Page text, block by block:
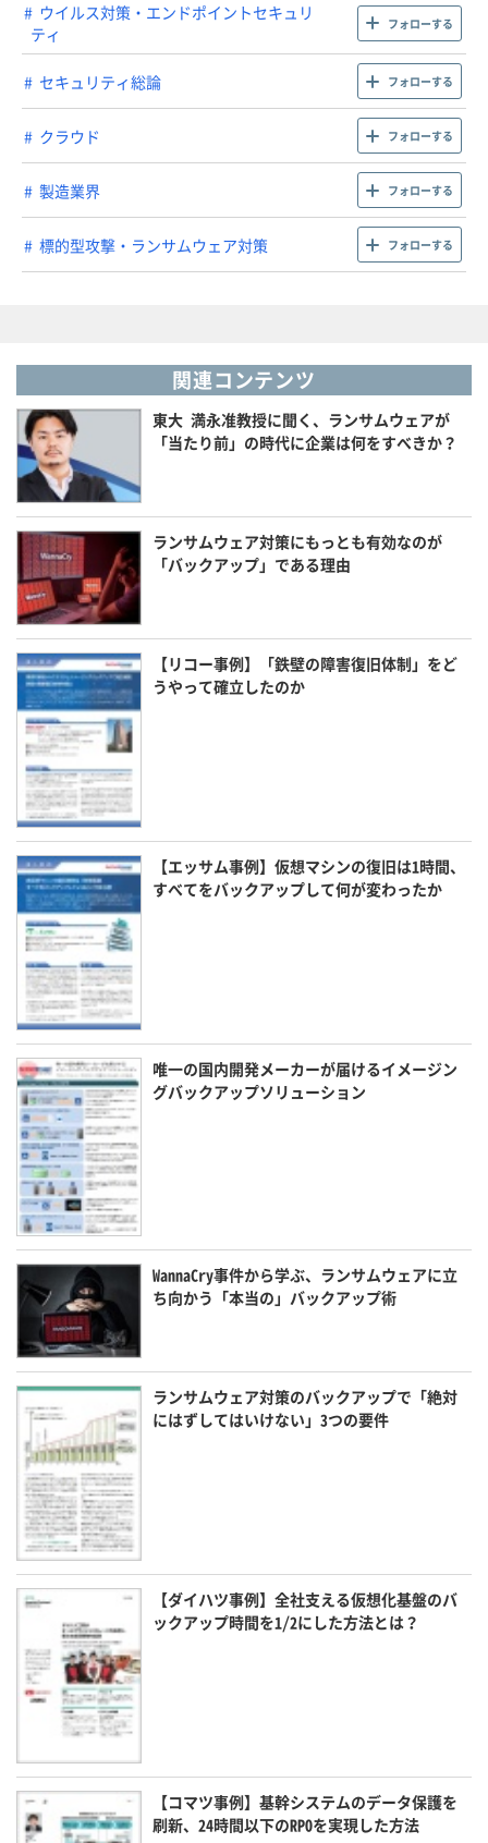
ウイルス対策・エンドポイントセキュリ
ティ
フォローする
セキュリティ総論 フォローする
クラウド フォローする
製造業界 フォローする
標的型攻撃・ランサムウェア対策 フォローする
関連コンテンツ
東大 満永准教授に聞く、ランサムウェアが
「当たり前」の時代に企業は何をすべきか？
ランサムウェア対策にもっとも有効なのが
「バックアップ」である理由
【リコー事例】「鉄壁の障害復旧体制」をど
うやって確立したのか
【エッサム事例】仮想マシンの復旧は1時間、
すべてをバックアップして何が変わったか
唯一の国内開発メーカーが届けるイメージン
グバックアップソリューション
WannaCry事件から学ぶ、ランサムウェアに立
ち向かう「本当の」バックアップ術
ランサムウェア対策のバックアップで「絶対
にはずしてはいけない」3つの要件
【ダイハツ事例】全社支える仮想化基盤のバ
ックアップ時間を1/2にした方法とは？
【コマツ事例】基幹システムのデータ保護を
刷新、24時間以下のRPOを実現した方法